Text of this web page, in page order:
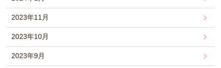
2023年11月
2023年10月
2023年9月